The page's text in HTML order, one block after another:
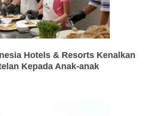
Hotels & Resorts Kenalkan
Kepada Anak-anak